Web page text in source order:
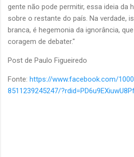
gente não pode permitir, essa ideia da
sobre o restante do país. Na verdade,
branca, é hegemonia da ignorância,
coragem de debater."
Post de Paulo Figueiredo
Fonte: https://www.facebook.com/
8511239245247/